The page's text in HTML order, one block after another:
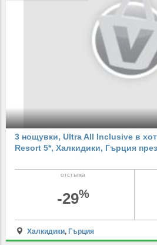
3 нощувки, Ultra All Inclusive в
Resort 5*, Халкидики, Гърция
отстъпка
-29%
Халкидики, Гърция